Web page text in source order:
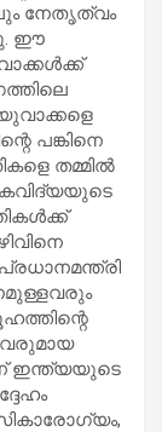
നേതൃത്വം
ഈ
പങ്കിനെ
തമ്മിൽ
ഇന്ത്യയുടെ